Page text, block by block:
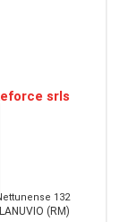
srls
132
(RM)